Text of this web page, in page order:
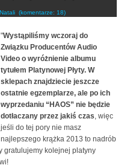
(komentarze: 18)
"Wystąpiliśmy wczoraj do
Związku Producentów Audio
Video o wyróżnienie albumu
tytułem Platynowej Płyty. W
sklepach znajdziecie jeszcze
ostatnie egzemplarze, ale po ich
wyprzedaniu “HAOS” nie będzie
dotłaczany przez jakiś czas , więc
jeśli do tej pory nie masz
najlepszego krążka 2013 to nadrób
gratulujemy kolejnej platyny